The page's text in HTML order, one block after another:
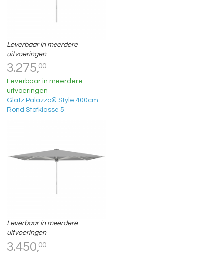
Leverbaar in meerdere
uitvoeringen
3.275,00
Leverbaar in meerdere
uitvoeringen
Glatz Palazzo® Style 400cm
Rond Stofklasse 5
Leverbaar in meerdere
uitvoeringen
3.450,00